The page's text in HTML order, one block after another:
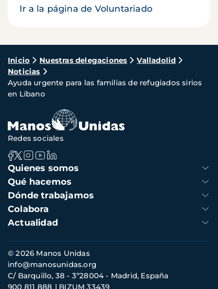
Ir a la página de Voluntariado
Ruta
de
navegación
Inicio Nuestras delegaciones
Valladolid
Noticias
Ayuda urgente para las familias de refugiados sirios
en Líbano
Navegación
principal
Quienes somos
Qué hacemos
Dónde trabajamos
Colabora
Actualidad
Redes sociales
Información
de
contacto
© 2026 Manos Unidas
C/ Barquillo, 38 - 3º28004 - Madrid, España
900 811 888
BIZUM 33439
info@manosunidas.org